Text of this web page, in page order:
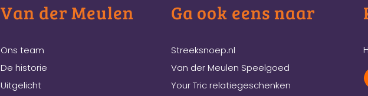
Van der Meulen
Ons team
De historie
Uitgelicht
Ga ook eens naar
Streeksnoep.nl
Van der Meulen Speelgoed
Your Tric relatiegeschenken